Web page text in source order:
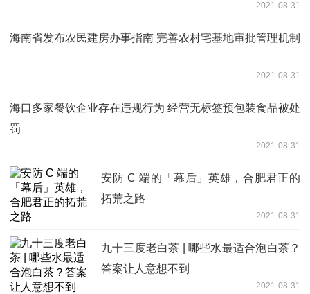
2021-08-31
海南省发布农民建房办事指南 完善农村宅基地审批管理机制
2021-08-31
海口多家餐饮企业存在违规行为 经营无标签预包装食品被处
罚
2021-08-31
安防 C 端的「幕后」英雄，合肥君正的
拓荒之路
2021-08-31
九十三度老白茶 | 哪些水最适合泡白茶？
答案让人意想不到
2021-08-31